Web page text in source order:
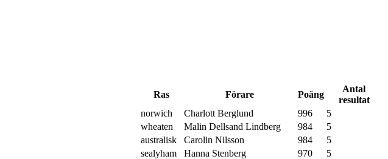
Ras Förare Poäng
Antal
resultat
norwich Charlott Berglund 996
5
wheaten Malin Dellsand Lindberg 984
5
australisk Carolin Nilsson 984
5
sealyham Hanna Stenberg 970
5